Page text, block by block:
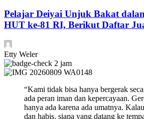
Pelajar Deiyai Unjuk Bakat
HUT ke-81 RI, Berikut Daftar
Etty Weler
2 jam
“Kami tidak bisa hanya bergerak
ada peran iman dan kepercayaan.
hanya ada karena ada umatnya.
dan habis, siapa yang datang ke